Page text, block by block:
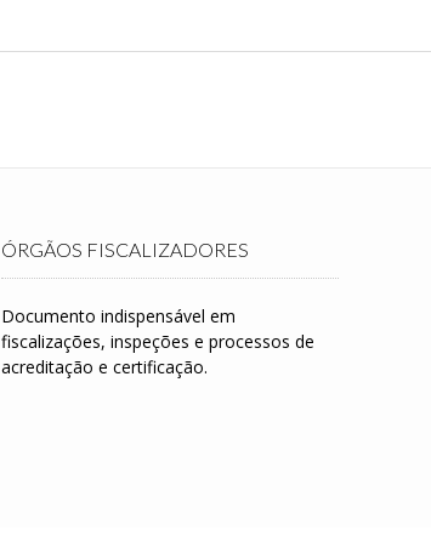
ÓRGÃOS FISCALIZADORES
Documento indispensável em
fiscalizações, inspeções e processos de
acreditação e certificação.